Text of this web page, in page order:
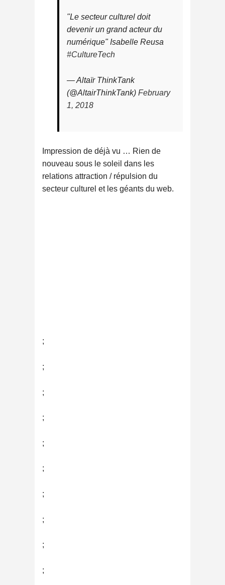
"Le secteur culturel doit
devenir un grand acteur du
numérique" Isabelle Reusa
#CultureTech
— Altaïr ThinkTank
(@AltairThinkTank) February
1, 2018
Impression de déjà vu … Rien de
nouveau sous le soleil dans les
relations attraction / répulsion du
secteur culturel et les géants du web.
;
;
;
;
;
;
;
;
;
;